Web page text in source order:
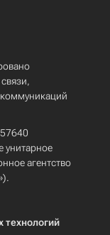
унитарное
агентство